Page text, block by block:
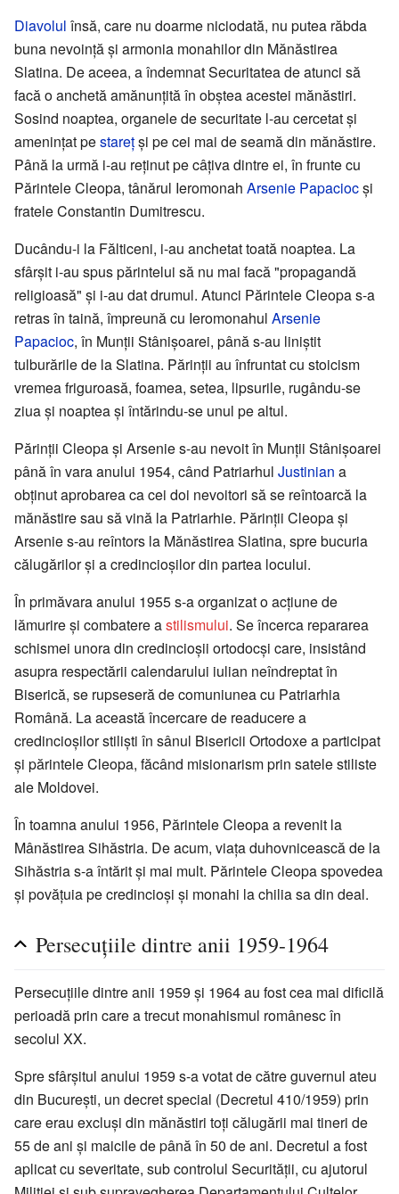
Diavolul însă, care nu doarme niciodată, nu putea răbda
buna nevoință și armonia monahilor din Mănăstirea
Slatina. De aceea, a îndemnat Securitatea de atunci să
facă o anchetă amănunțită în obștea acestei mănăstiri.
Sosind noaptea, organele de securitate l-au cercetat și
amenințat pestarețși pe cei mai de seamă din mănăstire.
Până la urmă i-au reținut pe câțiva dintre ei, în frunte cu
Părintele Cleopa, tânărul Ieromonah Arsenie Papaciocși
fratele Constantin Dumitrescu.
Ducându-i la Fălticeni, i-au anchetat toată noaptea. La
sfârșit i-au spus părintelui să nu mai facă "propagandă
religioasă" și i-au dat drumul. Atunci Părintele Cleopa s-a
retras în taină, împreună cu Ieromonahul Arsenie
Papacioc, în Munții Stânișoarei, până s-au liniștit
tulburările de la Slatina. Părinții au înfruntat cu stoicism
vremea friguroasă, foamea, setea, lipsurile, rugându-se
ziua și noaptea și întărindu-se unul pe altul.
Părinții Cleopa și Arsenie s-au nevoit în Munții Stânișoarei
până în vara anului 1954, când Patriarhul Justinian a
obținut aprobarea ca cei doi nevoitori să se reîntoarcă la
mănăstire sau să vină la Patriarhie. Părinții Cleopa și
Arsenie s-au reîntors la Mănăstirea Slatina, spre bucuria
călugărilor și a credincioșilor din partea locului.
În primăvara anului 1955 s-a organizat o acțiune de
lămurire și combatere astilismului. Se încerca repararea
schismei unora din credincioșii ortodocși care, insistând
asupra respectării calendarului iulian neîndreptat în
Biserică, se rupseseră de comuniunea cu Patriarhia
Română. La această încercare de readucere a
credincioșilor stiliști în sânul Bisericii Ortodoxe a participat
și părintele Cleopa, făcând misionarism prin satele stiliste
ale Moldovei.
În toamna anului 1956, Părintele Cleopa a revenit la
Mânăstirea Sihăstria. De acum, viața duhovnicească de la
Sihăstria s-a întărit și mai mult. Părintele Cleopa spovedea
și povățuia pe credincioși și monahi la chilia sa din deal.
Persecuțiile dintre anii 1959-1964
Persecuțiile dintre anii 1959 și 1964 au fost cea mai dificilă
perioadă prin care a trecut monahismul românesc în
secolul XX.
Spre sfârșitul anului 1959 s-a votat de către guvernul ateu
din București, un decret special (Decretul 410/1959) prin
care erau excluși din mănăstiri toți călugării mai tineri de
55 de ani și maicile de până în 50 de ani. Decretul a fost
aplicat cu severitate, sub controlul Securității, cu ajutorul